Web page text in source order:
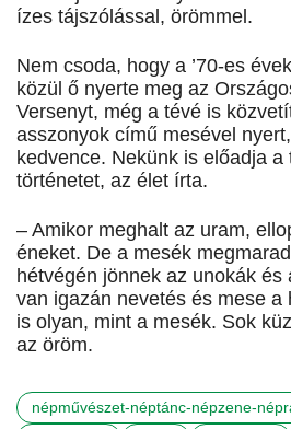
ízes tájszólással, örömmel.
Nem csoda, hogy a ’70-es
közül ő nyerte meg az
Versenyt, még a tévé is
asszonyok című mesével
kedvence. Nekünk is előadja a
történetet, az élet írta.
– Amikor meghalt az uram,
éneket. De a mesék
hétvégén jönnek az unokák és
van igazán nevetés és mese a
is olyan, mint a mesék. Sok
az öröm.
népművészet-néptánc-népzene-